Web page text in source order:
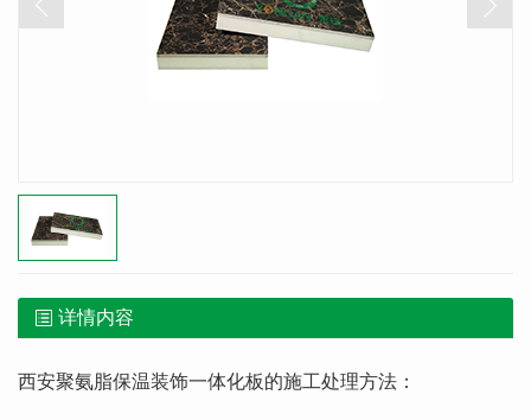
详情内容
西安聚氨脂保温装饰一体化板的施工处理方法：